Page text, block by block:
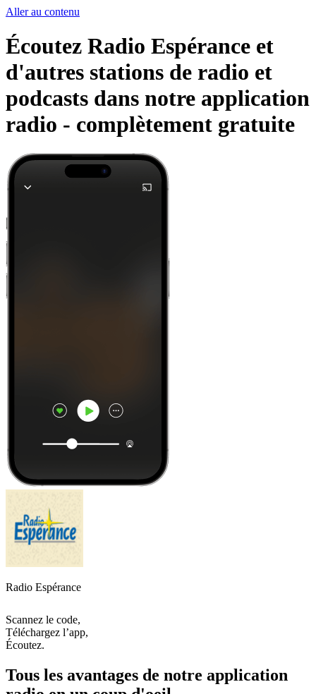
Aller au contenu
Écoutez Radio Espérance et
d'autres stations de radio et
podcasts dans notre application
radio - complètement gratuite
Radio Espérance
Scannez le code,
Téléchargez l’app,
Écoutez.
Tous les avantages de notre application